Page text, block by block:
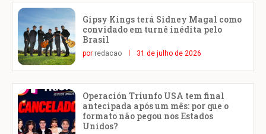
Gipsy Kings terá Sidney Magal como
convidado em turnê inédita pelo
Brasil
por redacao 31 de julho de 2026
Operación Triunfo USA tem final
antecipada após um mês: por que o
formato não pegou nos Estados
Unidos?